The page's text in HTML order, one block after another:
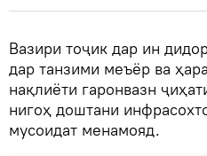
Вазири тоҷик дар ин
дар танзими меъёр ва
нақлиёти гаронвазн
нигоҳ доштани
мусоидат менамояд.